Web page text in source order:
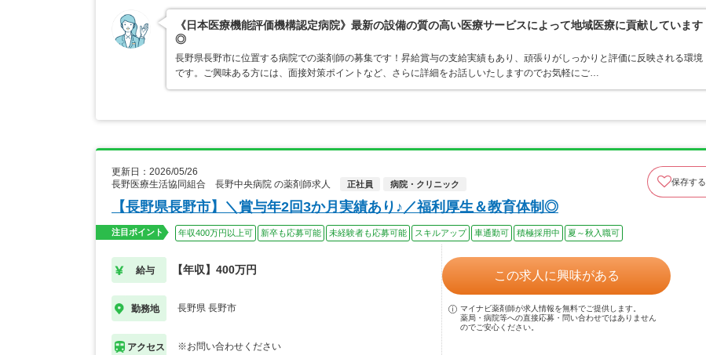
《日本医療機能評価機構認定病院》最新の設備の質の高い医療サービスによって地域医療に貢献しています
◎
長野県長野市に位置する病院での薬剤師の募集です！昇給賞与の支給実績もあり、頑張りがしっかりと評価に反映される環境
です。ご興味ある方には、面接対策ポイントなど、さらに詳細をお話しいたしますのでお気軽にご…
更新日：2026/05/26
長野医療生活協同組合 長野中央病院 の薬剤師求人
正社員 病院・クリニック 保存する
【長野県長野市】＼賞与年2回3か月実績あり♪／福利厚生＆教育体制◎
注目ポイント 年収400万円以上可 新卒も応募可能 未経験者も応募可能 スキルアップ 車通勤可 積極採用中 夏～秋入職可
給与 【年収】400万円
勤務地 長野県 長野市
アクセス ※お問い合わせください
この求人に興味がある
マイナビ薬剤師が求人情報を無料でご提供します。
薬局・病院等への直接応募・問い合わせではありません
のでご安心ください。